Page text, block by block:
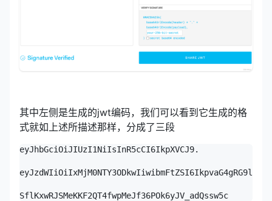
其中左侧是生成的jwt编码，我们可以看到它生成的格
式就如上述所描述那样，分成了三段
eyJhbGciOiJIUzI1NiIsInR5cCI6IkpXVCJ9.
SflKxwRJSMeKKF2QT4fwpMeJf36POk6yJV_adQssw5c